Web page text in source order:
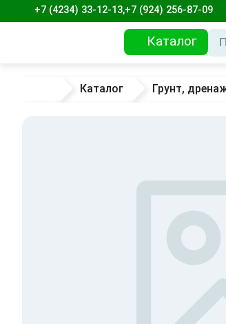
+7 (4234) 33-12-13,+7 (924) 256-87-09
Каталог
Каталог Грунт,